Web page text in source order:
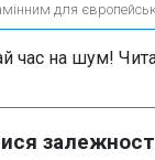
для
час на шум!